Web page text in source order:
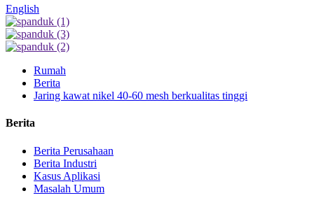
English
Rumah
Berita
Jaring kawat nikel 40-60 mesh berkualitas tinggi
Berita
Berita Perusahaan
Berita Industri
Kasus Aplikasi
Masalah Umum